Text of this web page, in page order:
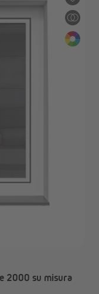
2000 su misura